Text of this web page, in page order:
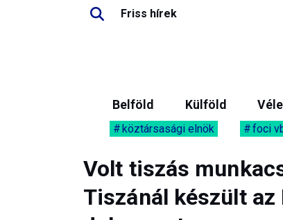
Friss hírek
Belföld Külföld
köztársasági elnök foci
Volt tiszás
Tiszánál készült